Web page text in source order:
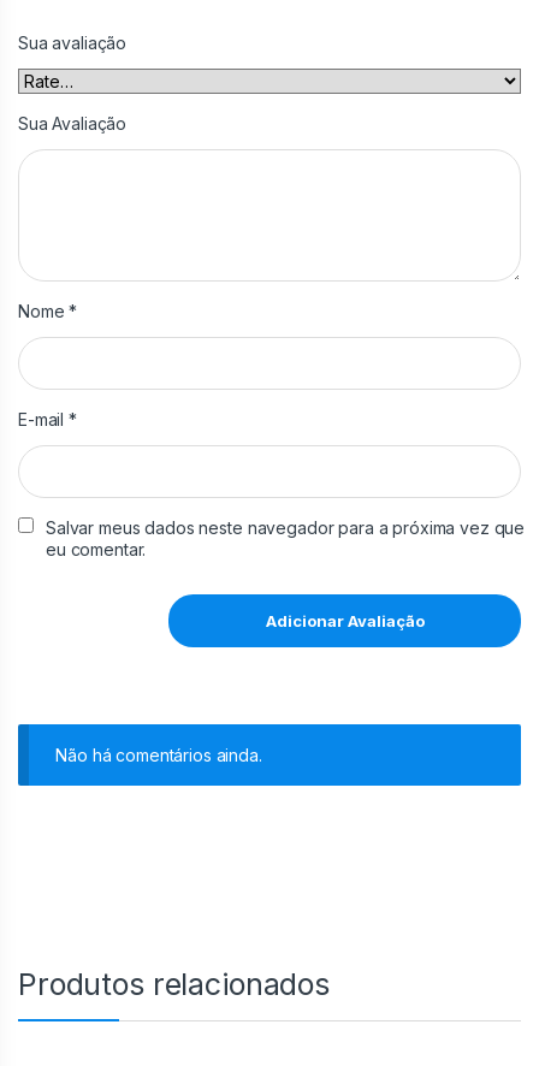
Sua avaliação
Sua Avaliação
Nome*
E-mail*
Salvar meus dados neste navegador para a próxima vez que
eu comentar.
Não há comentários ainda.
Produtos relacionados